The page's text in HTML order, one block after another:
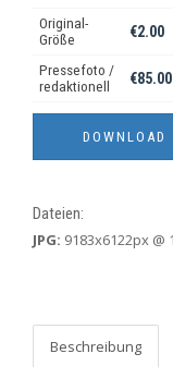
Original-
Größe
€2.00
Pressefoto /
redaktionell
€85.00
Dateien:
JPG: 9183x6122px @
Beschreibung